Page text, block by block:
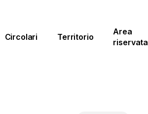
Circolari Territorio
Area
riservata